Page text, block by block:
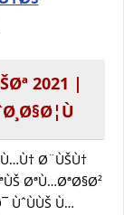
2021 |
Ø¨ÙŠÙ†
ØªÙ…ØªØ§Ø²
Ù…